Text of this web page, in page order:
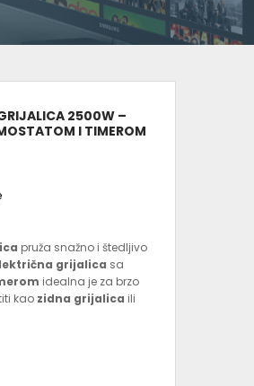
2500W –
I TIMEROM
pruža snažno i štedljivo
grijalica sa
idealna je za brzo
kao zidna grijalica ili